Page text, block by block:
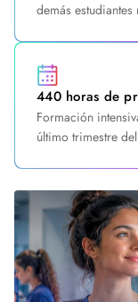
demás
440 horas de
Formación
último trimestre